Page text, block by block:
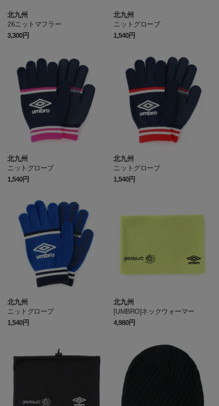
北九州
26ニットマフラー
3,300円
北九州
ニットグローブ
1,540円
北九州
ニットグローブ
1,540円
北九州
ニットグローブ
1,540円
北九州
ニットグローブ
1,540円
北九州
[UMBRO]ネックウォーマー
4,980円